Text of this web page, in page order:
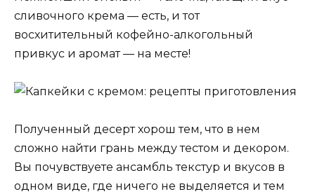
сливочного крема — есть, и тот
восхитительный кофейно-алкогольный
привкус и аромат — на месте!
Полученный десерт хорош тем, что в нем
сложно найти грань между тестом и декором.
Вы почувствуете ансамбль текстур и вкусов в
одном виде, где ничего не выделяется и тем